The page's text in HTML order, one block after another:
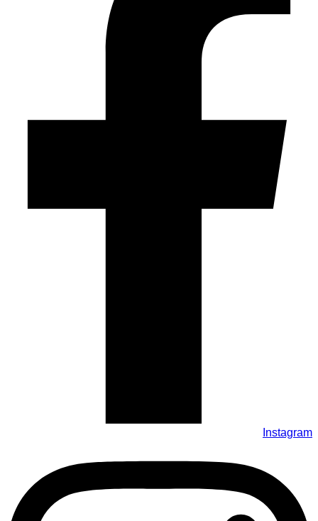
Instagram